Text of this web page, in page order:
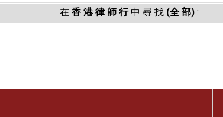
在 香 港 律 師 行中 尋 找 (全 部):